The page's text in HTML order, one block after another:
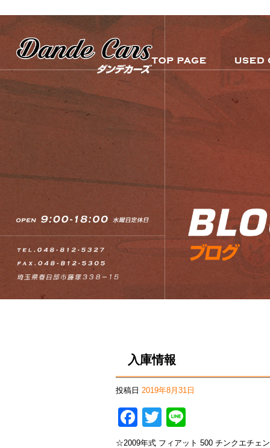
入庫情報
投稿日 2019年8月31日
Facebook
Twitter
☆2009年式 フィアット 500 チンクエチェ